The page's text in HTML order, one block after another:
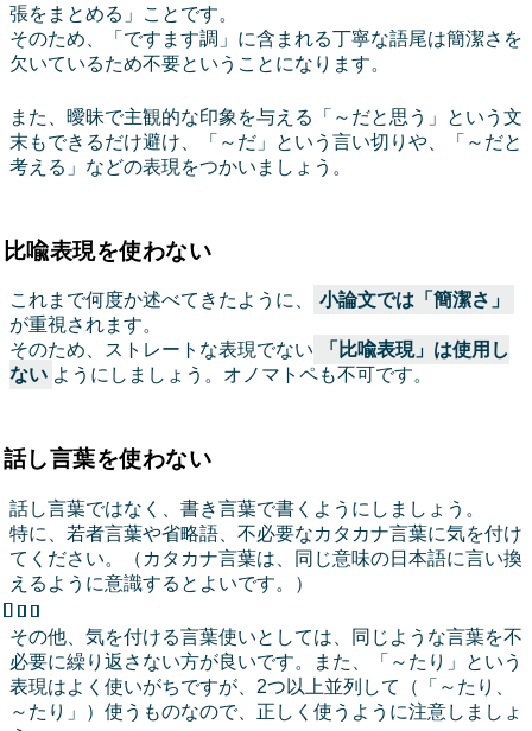
張をまとめる」ことです。
そのため、「ですます調」に含まれる丁寧な語尾は簡潔さを
欠いているため不要ということになります。
また、曖昧で主観的な印象を与える「～だと思う」という文
末もできるだけ避け、「～だ」という言い切りや、「～だと
考える」などの表現をつかいましょう。
比喩表現を使わない
これまで何度か述べてきたように、
小論文では「簡潔さ」
が重視されます。
そのため、ストレートな表現でない
「比喩表現」は使用し
ない ようにしましょう。オノマトペも不可です。
話し言葉を使わない
話し言葉ではなく、書き言葉で書くようにしましょう。
特に、若者言葉や省略語、不必要なカタカナ言葉に気を付け
てください。（カタカナ言葉は、同じ意味の日本語に言い換
えるように意識するとよいです。）
その他、気を付ける言葉使いとしては、同じような言葉を不
必要に繰り返さない方が良いです。また、「～たり」という
表現はよく使いがちですが、2つ以上並列して（「～たり、
～たり」）使うものなので、正しく使うように注意しましょ